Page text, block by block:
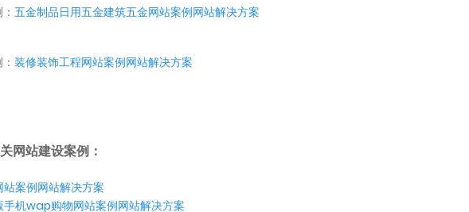
五金制品日用五金建筑五金网站案例网站解决方案
装修装饰工程网站案例网站解决方案
网站建设案例：
案例网站解决方案
手机wap购物网站案例网站解决方案